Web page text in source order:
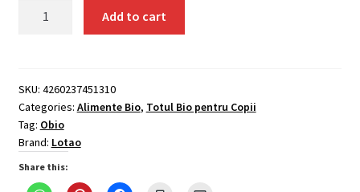
55g,
Lotao
quantity
Add to cart
SKU: 4260237451310
Categories: Alimente Bio, Totul Bio pentru Copii
Tag: Obio
Brand: Lotao
Share this: